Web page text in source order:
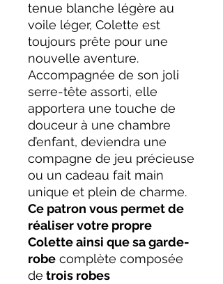
tenue blanche légère au
voile léger, Colette est
toujours prête pour une
nouvelle aventure.
Accompagnée de son joli
serre-tête assorti, elle
apportera une touche de
douceur à une chambre
d’enfant, deviendra une
compagne de jeu précieuse
ou un cadeau fait main
unique et plein de charme.
Ce patron vous permet de
réaliser votre propre
Colette ainsi que sa garde-
robe complète composée
de trois robes